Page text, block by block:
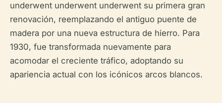
underwent underwent underwent su primera gran
renovación, reemplazando el antiguo puente de
madera por una nueva estructura de hierro. Para
1930, fue transformada nuevamente para
acomodar el creciente tráfico, adoptando su
apariencia actual con los icónicos arcos blancos.